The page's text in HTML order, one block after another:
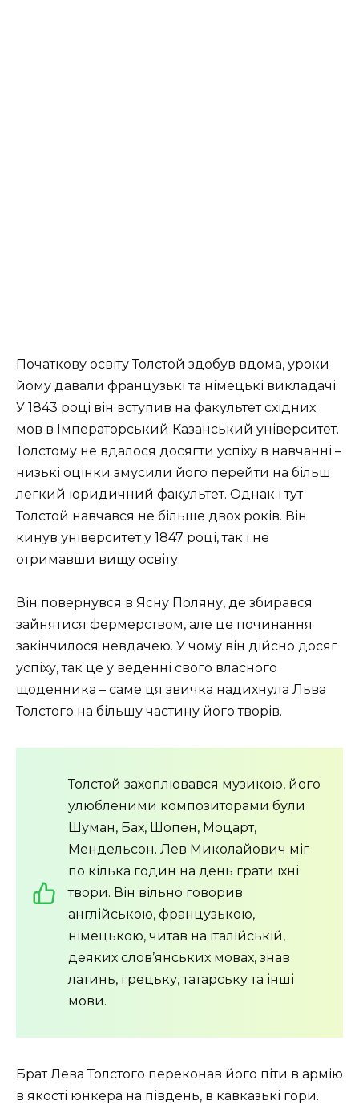
Початкову освіту Толстой здобув вдома, уроки
йому давали французькі та німецькі викладачі.
У 1843 році він вступив на факультет східних
мов в Імператорський Казанський університет.
Толстому не вдалося досягти успіху в навчанні –
низькі оцінки змусили його перейти на більш
легкий юридичний факультет. Однак і тут
Толстой навчався не більше двох років. Він
кинув університет у 1847 році, так і не
отримавши вищу освіту.
Він повернувся в Ясну Поляну, де збирався
зайнятися фермерством, але це починання
закінчилося невдачею. У чому він дійсно досяг
успіху, так це у веденні свого власного
щоденника – саме ця звичка надихнула Льва
Толстого на більшу частину його творів.
Толстой захоплювався музикою, його
улюбленими композиторами були
Шуман, Бах, Шопен, Моцарт,
Мендельсон. Лев Миколайович міг
по кілька годин на день грати їхні
твори. Він вільно говорив
англійською, французькою,
німецькою, читав на італійській,
деяких слов’янських мовах, знав
латинь, грецьку, татарську та інші
мови.
Брат Лева Толстого переконав його піти в армію
в якості юнкера на південь, в кавказькі гори.